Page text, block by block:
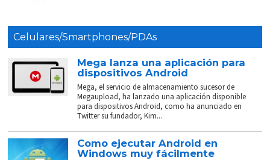
Celulares/Smartphones/PDAs
Mega lanza una aplicación para
dispositivos Android
Mega, el servicio de almacenamiento sucesor de
Megaupload, ha lanzado una aplicación disponible
para dispositivos Android, como ha anunciado en
Twitter su fundador, Kim...
Como ejecutar Android en
Windows muy fácilmente